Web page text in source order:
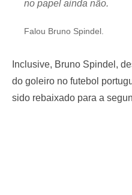
no papel ainda não.
Falou Bruno Spindel.
Inclusive, Bruno Spindel,
do goleiro no futebol
sido rebaixado para a